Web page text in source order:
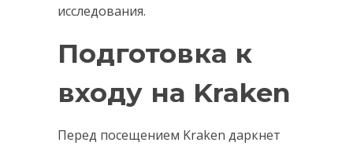
исследования.
Подготовка к
входу на Kraken
Перед посещением Kraken даркнет